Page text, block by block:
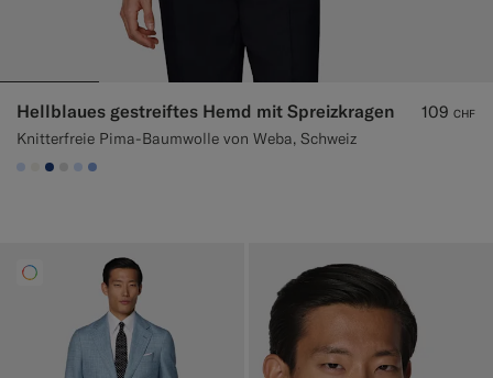
Hellblaues gestreiftes Hemd mit Spreizkragen
Knitterfreie Pima-Baumwolle von Weba, Schweiz
109 CHF
#CCDCF9
#F1EFE8
#1C3D7A
#D9DADA
#CCDCF9
#82A1DC